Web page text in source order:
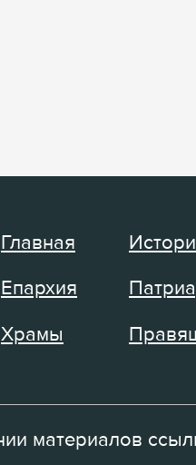
Главная
Епархия
Храмы
материалов